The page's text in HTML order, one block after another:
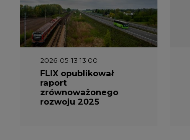
2026-05-13 13:00
FLIX opublikował
raport
zrównoważonego
rozwoju 2025